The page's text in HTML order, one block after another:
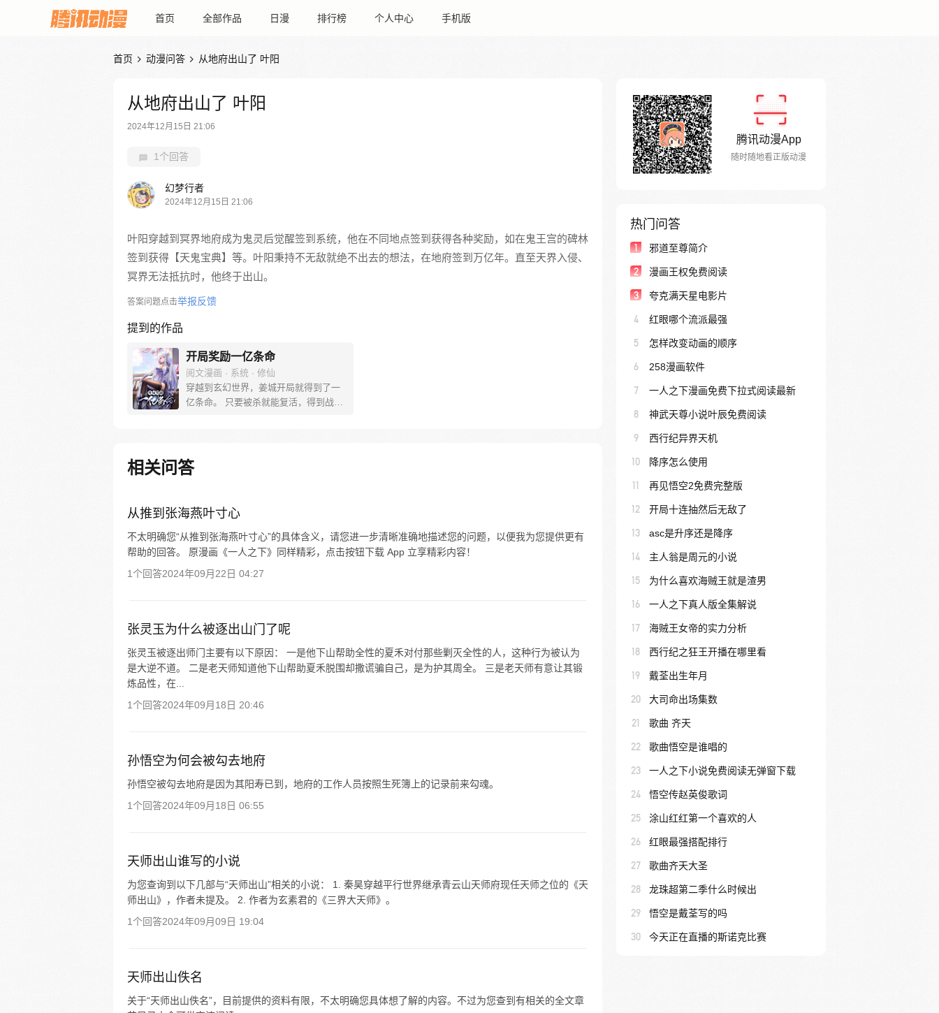
首页 全部作品 日漫 排行榜 个人中心 手机版
首页  动漫问答  从地府出山了 叶阳
从地府出山了 叶阳
2024年12月15日 21:06
1个回答
幻梦行者
2024年12月15日 21:06
叶阳穿越到冥界地府成为鬼灵后觉醒签到系统，他在不同地点签到获得各种奖励，如在鬼王宫的碑林
签到获得【天鬼宝典】等。叶阳秉持不无敌就绝不出去的想法，在地府签到万亿年。直至天界入侵、
冥界无法抵抗时，他终于出山。
答案问题点击举报反馈
提到的作品
开局奖励一亿条命
阅文漫画 · 系统 · 修仙
穿越到玄幻世界，姜城开局就得到了一
亿条命。 只要被杀就能复活，得到战胜
相关问答
从推到张海燕叶寸心
不太明确您“从推到张海燕叶寸心”的具体含义，请您进一步清晰准确地描述您的问题，以便我为您提供更有
帮助的回答。 原漫画《一人之下》同样精彩，点击按钮下载 App 立享精彩内容！
1个回答2024年09月22日 04:27
张灵玉为什么被逐出山门了呢
张灵玉被逐出师门主要有以下原因： 一是他下山帮助全性的夏禾对付那些剿灭全性的人，这种行为被认为
是大逆不道。 二是老天师知道他下山帮助夏禾脱围却撒谎骗自己，是为护其周全。 三是老天师有意让其锻
炼品性，在...
1个回答2024年09月18日 20:46
孙悟空为何会被勾去地府
孙悟空被勾去地府是因为其阳寿已到，地府的工作人员按照生死簿上的记录前来勾魂。
1个回答2024年09月18日 06:55
天师出山谁写的小说
为您查询到以下几部与“天师出山”相关的小说： 1. 秦昊穿越平行世界继承青云山天师府现任天师之位的《天
师出山》，作者未提及。 2. 作者为玄素君的《三界大天师》。
1个回答2024年09月09日 19:04
天师出山佚名
关于“天师出山佚名”，目前提供的资料有限，不太明确您具体想了解的内容。不过为您查到有相关的全文章
腾讯动漫App
随时随地看正版动漫
热门问答
1 邪道至尊简介
2 漫画王权免费阅读
3 夸克满天星电影片
4 红眼哪个流派最强
5 怎样改变动画的顺序
6 258漫画软件
7 一人之下漫画免费下拉式阅读最新
8 神武天尊小说叶辰免费阅读
9 西行纪异界天机
10 降序怎么使用
11 再见悟空2免费完整版
12 开局十连抽然后无敌了
13 asc是升序还是降序
14 主人翁是周元的小说
15 为什么喜欢海贼王就是渣男
16 一人之下真人版全集解说
17 海贼王女帝的实力分析
18 西行纪之狂王开播在哪里看
19 戴荃出生年月
20 大司命出场集数
21 歌曲 齐天
22 歌曲悟空是谁唱的
23 一人之下小说免费阅读无弹窗下载
24 悟空传赵英俊歌词
25 涂山红红第一个喜欢的人
26 红眼最强搭配排行
27 歌曲齐天大圣
28 龙珠超第二季什么时候出
29 悟空是戴荃写的吗
30 今天正在直播的斯诺克比赛